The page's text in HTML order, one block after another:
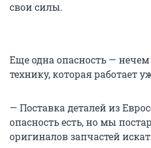
свои силы.
Еще одна опасность —
технику, которая работает
— Поставка деталей из
опасность есть, но мы
оригиналов запчастей